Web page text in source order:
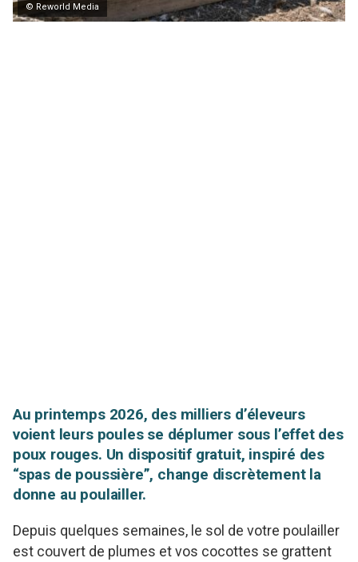
© Reworld Media
Au printemps 2026, des milliers d’éleveurs
voient leurs poules se déplumer sous l’effet des
poux rouges. Un dispositif gratuit, inspiré des
“spas de poussière”, change discrètement la
donne au poulailler.
Depuis quelques semaines, le sol de votre poulailler
est couvert de plumes et vos cocottes se grattent